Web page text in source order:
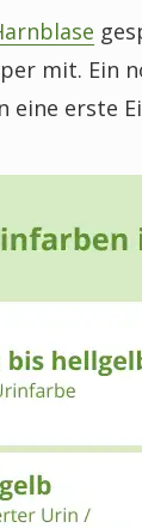
mit. Ein
eine erste